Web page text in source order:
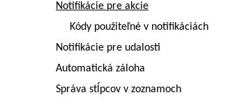
Notifikácie pre akcie
Kódy použiteľné v notifikáciách
Notifikácie pre udalosti
Automatická záloha
Správa stĺpcov v zoznamoch